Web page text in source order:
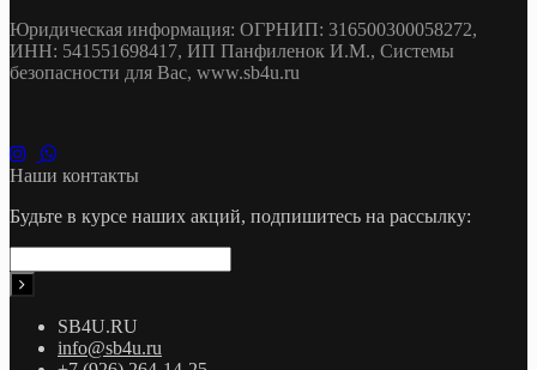
Юридическая информация: ОГРНИП: 316500300058272,
ИНН: 541551698417, ИП Панфиленок И.М., Системы
безопасности для Вас, www.sb4u.ru
Наши контакты
Будьте в курсе наших акций, подпишитесь на рассылку:
SB4U.RU
info@sb4u.ru